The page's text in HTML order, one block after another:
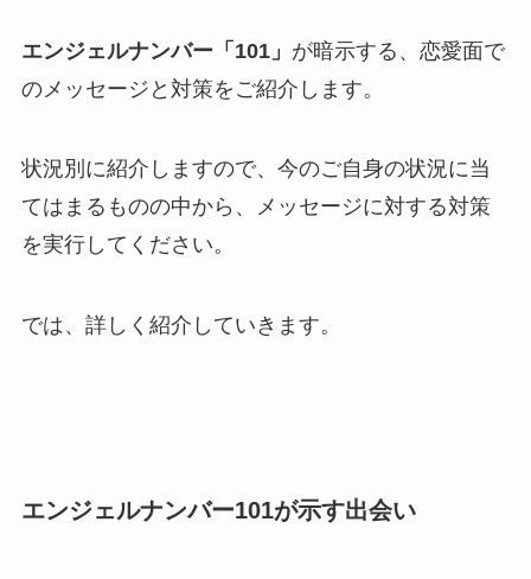
エンジェルナンバー「101」 が暗示する、恋愛面で
のメッセージと対策をご紹介します。
状況別に紹介しますので、今のご自身の状況に当
てはまるものの中から、メッセージに対する対策
を実行してください。
では、詳しく紹介していきます。
エンジェルナンバー101が示す出会い